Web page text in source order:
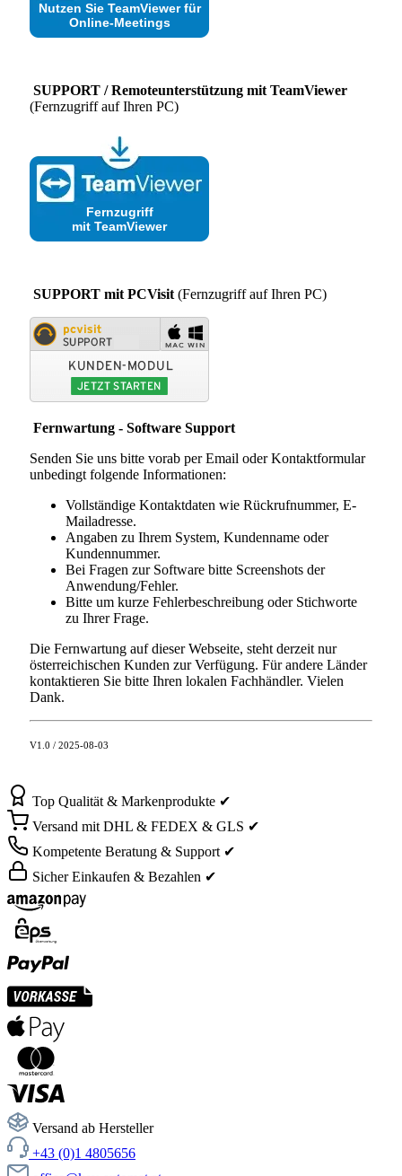
Nutzen Sie TeamViewer für
Online-Meetings
SUPPORT / Remoteunterstützung mit TeamViewer
(Fernzugriff auf Ihren PC)
Fernzugriff
mit TeamViewer
SUPPORT mit PCVisit (Fernzugriff auf Ihren PC)
Fernwartung - Software Support
Senden Sie uns bitte vorab per Email oder Kontaktformular
unbedingt folgende Informationen:
Vollständige Kontaktdaten wie Rückrufnummer, E-
Mailadresse.
Angaben zu Ihrem System, Kundenname oder
Kundennummer.
Bei Fragen zur Software bitte Screenshots der
Anwendung/Fehler.
Bitte um kurze Fehlerbeschreibung oder Stichworte
zu Ihrer Frage.
Die Fernwartung auf dieser Webseite, steht derzeit nur
österreichischen Kunden zur Verfügung. Für andere Länder
kontaktieren Sie bitte Ihren lokalen Fachhändler. Vielen
Dank.
V1.0 / 2025-08-03
Top Qualität & Markenprodukte ✔
Versand mit DHL & FEDEX & GLS ✔
Kompetente Beratung & Support ✔
Sicher Einkaufen & Bezahlen ✔
Versand ab Hersteller
+43 (0)1 4805656